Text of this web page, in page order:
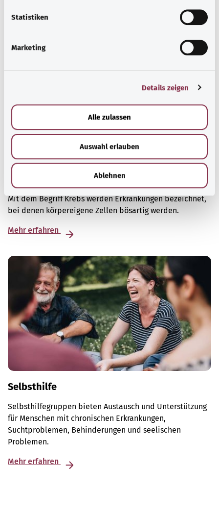
Statistiken
Marketing
Details zeigen
Alle zulassen
Auswahl erlauben
Ablehnen
Mehr erfahren
Mit dem Begriff Krebs werden Erkrankungen bezeichnet,
bei denen körpereigene Zellen bösartig werden.
Mehr erfahren
Selbsthilfe
Selbsthilfegruppen bieten Austausch und Unterstützung
für Menschen mit chronischen Erkrankungen,
Suchtproblemen, Behinderungen und seelischen
Problemen.
Mehr erfahren